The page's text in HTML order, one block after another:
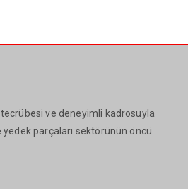
tecrübesi ve deneyimli kadrosuyla
parçaları sektörünün öncü